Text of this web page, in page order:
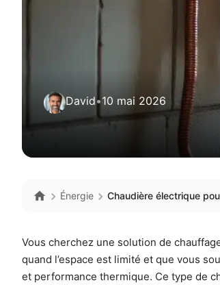
David•10 mai 2026
Énergie Chaudière électrique
Vous cherchez une solution de
quand l’espace est limité et que vous
et performance thermique. Ce type de